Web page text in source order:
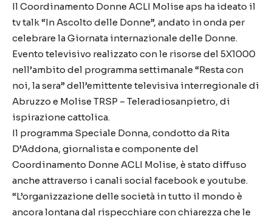
Il Coordinamento Donne ACLI Molise aps ha ideato il
tv talk “In Ascolto delle Donne”, andato in onda per
celebrare la Giornata internazionale delle Donne.
Evento televisivo realizzato con le risorse del 5X1000
nell’ambito del programma settimanale “Resta con
noi, la sera” dell’emittente televisiva interregionale di
Abruzzo e Molise TRSP – Teleradiosanpietro, di
ispirazione cattolica.
Il programma Speciale Donna, condotto da Rita
D’Addona, giornalista e componente del
Coordinamento Donne ACLI Molise, è stato diffuso
anche attraverso i canali social facebook e youtube.
“L’organizzazione delle società in tutto il mondo è
ancora lontana dal rispecchiare con chiarezza che le